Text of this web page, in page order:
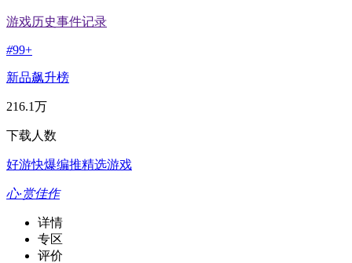
游戏历史事件记录
#99+
新品飙升榜
216.1万
下载人数
好游快爆编推精选游戏
心·赏佳作
详情
专区
评价